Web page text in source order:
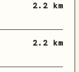
2.2 km
2.2 km